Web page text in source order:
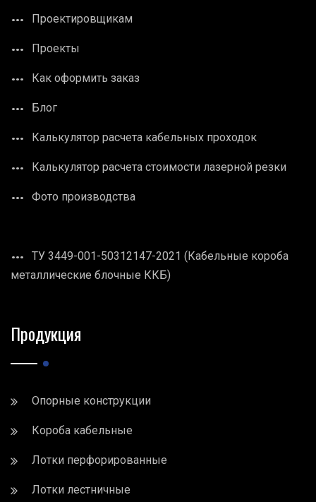
Проектировщикам
Проекты
Как оформить заказ
Блог
Калькулятор расчета кабельных проходок
Калькулятор расчета стоимости лазерной резки
Фото производства
ТУ 3449-001-50312147-2021 (Кабельные короба
металлические блочные ККБ)
Продукция
Опорные конструкции
Короба кабельные
Лотки перфорированные
Лотки лестничные